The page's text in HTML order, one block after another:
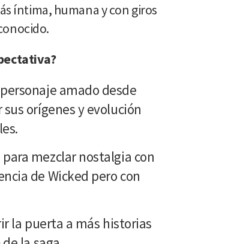
íntima, humana y con giros
amado desde
orígenes y evolución
mezclar nostalgia con
de Wicked pero con
la puerta a más historias